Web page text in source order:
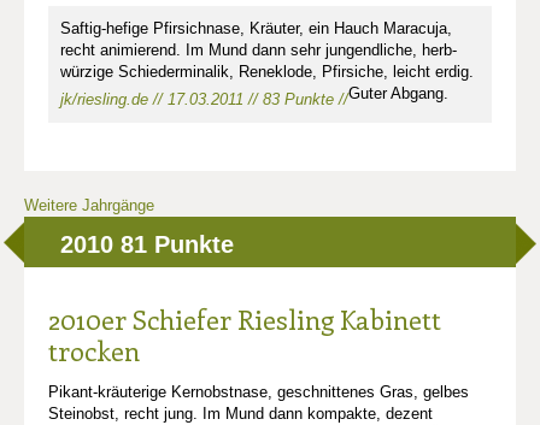
Saftig-hefige Pfirsichnase, Kräuter, ein Hauch Maracuja,
recht animierend. Im Mund dann sehr jungendliche, herb-
würzige Schiederminalik, Reneklode, Pfirsiche, leicht erdig.
Guter Abgang.
jk/riesling.de // 17.03.2011 // 83 Punkte //
Weitere Jahrgänge
2010 81 Punkte
2010er Schiefer Riesling Kabinett
trocken
Pikant-kräuterige Kernobstnase, geschnittenes Gras, gelbes
Steinobst, recht jung. Im Mund dann kompakte, dezent